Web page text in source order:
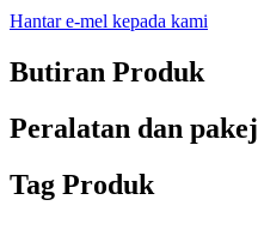
Hantar e-mel kepada kami
Butiran Produk
Peralatan dan pakej
Tag Produk